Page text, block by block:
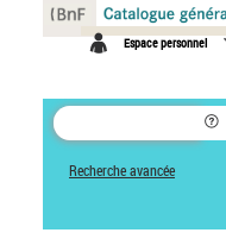
Espace personnel
Recherche avancée
Panneau de gestion des cookies